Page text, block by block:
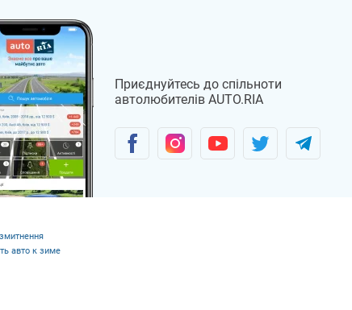
Приєднуйтесь до спільноти
автолюбителів AUTO.RIA
авто к зиме